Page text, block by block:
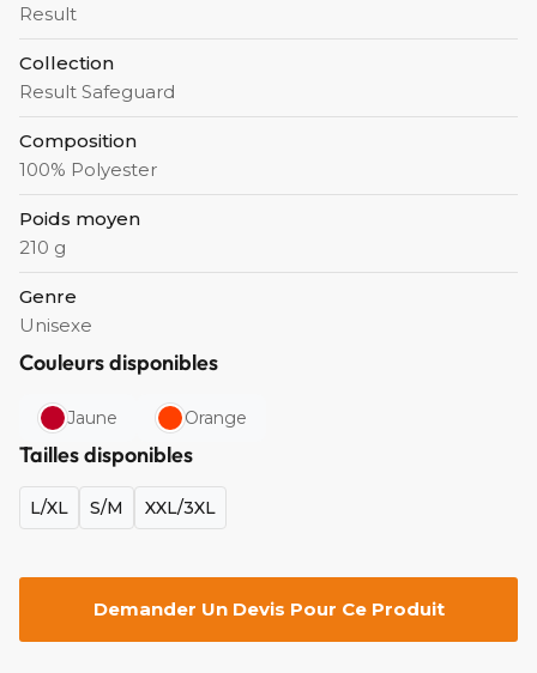
Result
Collection
Result Safeguard
Composition
100% Polyester
Poids moyen
210 g
Genre
Unisexe
Couleurs disponibles
Jaune Orange
Tailles disponibles
L/XL S/M XXL/3XL
Demander Un Devis Pour Ce Produit